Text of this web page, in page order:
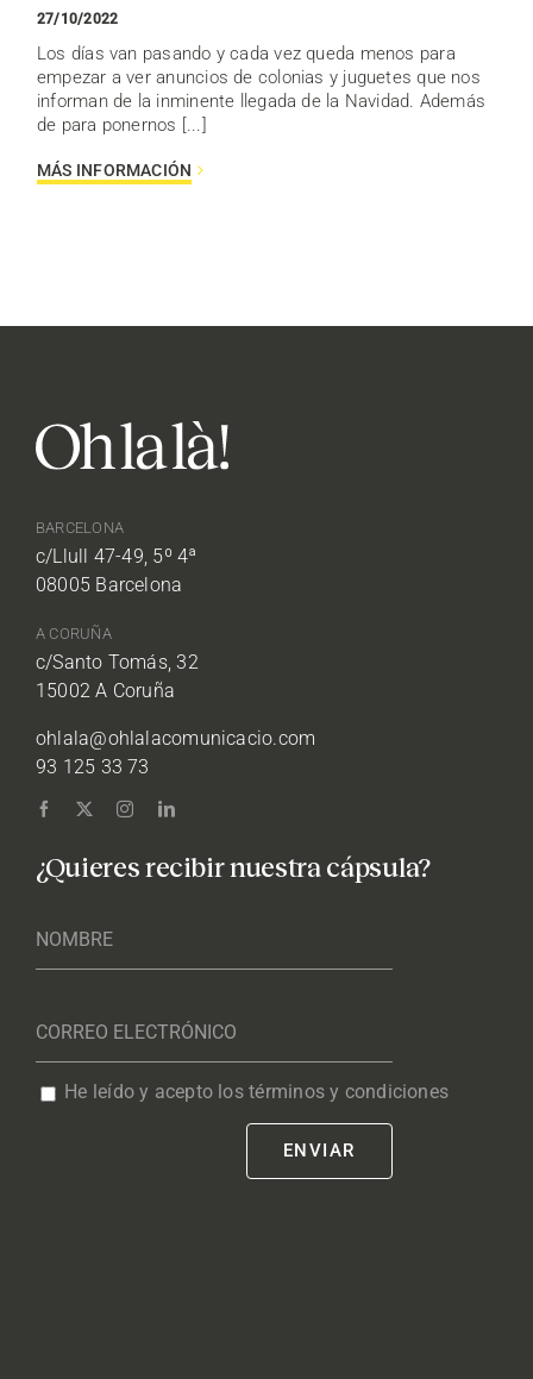
27/10/2022
Los días van pasando y cada vez queda menos para
empezar a ver anuncios de colonias y juguetes que nos
informan de la inminente llegada de la Navidad. Además
de para ponernos [...]
MÁS INFORMACIÓN
BARCELONA
c/Llull 47-49, 5º 4ª
08005 Barcelona
A CORUÑA
c/Santo Tomás, 32
15002 A Coruña
ohlala@ohlalacomunicacio.com
93 125 33 73
¿Quieres recibir nuestra cápsula?
He leído y acepto los términos y condiciones